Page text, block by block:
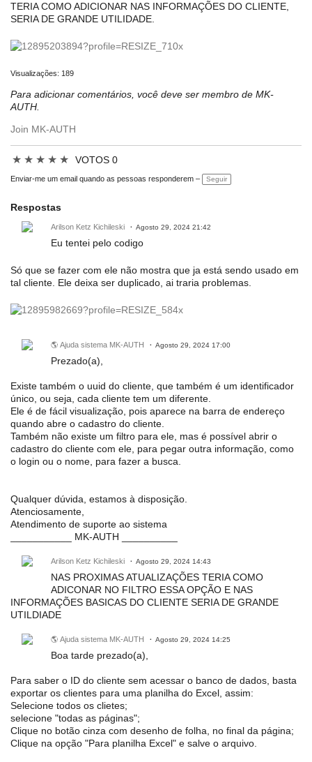
TERIA COMO ADICIONAR NAS INFORMAÇÕES DO CLIENTE,
SERIA DE GRANDE UTILIDADE.
Visualizações: 189
Para adicionar comentários, você deve ser membro de MK-
AUTH.
Join MK-AUTH
★ ★ ★ ★ ★ VOTOS 0
Enviar-me um email quando as pessoas responderem – Seguir
Respostas
Arilson Ketz Kichileski Agosto 29, 2024 21:42
Eu tentei pelo codigo
Só que se fazer com ele não mostra que ja está sendo usado em
tal cliente. Ele deixa ser duplicado, ai traria problemas.
🌎 Ajuda sistema MK-AUTH Agosto 29, 2024 17:00
Prezado(a),
Existe também o uuid do cliente, que também é um identificador
único, ou seja, cada cliente tem um diferente.
Ele é de fácil visualização, pois aparece na barra de endereço
quando abre o cadastro do cliente.
Também não existe um filtro para ele, mas é possível abrir o
cadastro do cliente com ele, para pegar outra informação, como
o login ou o nome, para fazer a busca.
Qualquer dúvida, estamos à disposição.
Atenciosamente,
Atendimento de suporte ao sistema
___________ MK-AUTH __________
Arilson Ketz Kichileski Agosto 29, 2024 14:43
NAS PROXIMAS ATUALIZAÇÕES TERIA COMO
ADICONAR NO FILTRO ESSA OPÇÃO E NAS
INFORMAÇÕES BASICAS DO CLIENTE SERIA DE GRANDE
UTILDIADE
🌎 Ajuda sistema MK-AUTH Agosto 29, 2024 14:25
Boa tarde prezado(a),
Para saber o ID do cliente sem acessar o banco de dados, basta
exportar os clientes para uma planilha do Excel, assim:
Selecione todos os clietes;
selecione "todas as páginas";
Clique no botão cinza com desenho de folha, no final da página;
Clique na opção "Para planilha Excel" e salve o arquivo.